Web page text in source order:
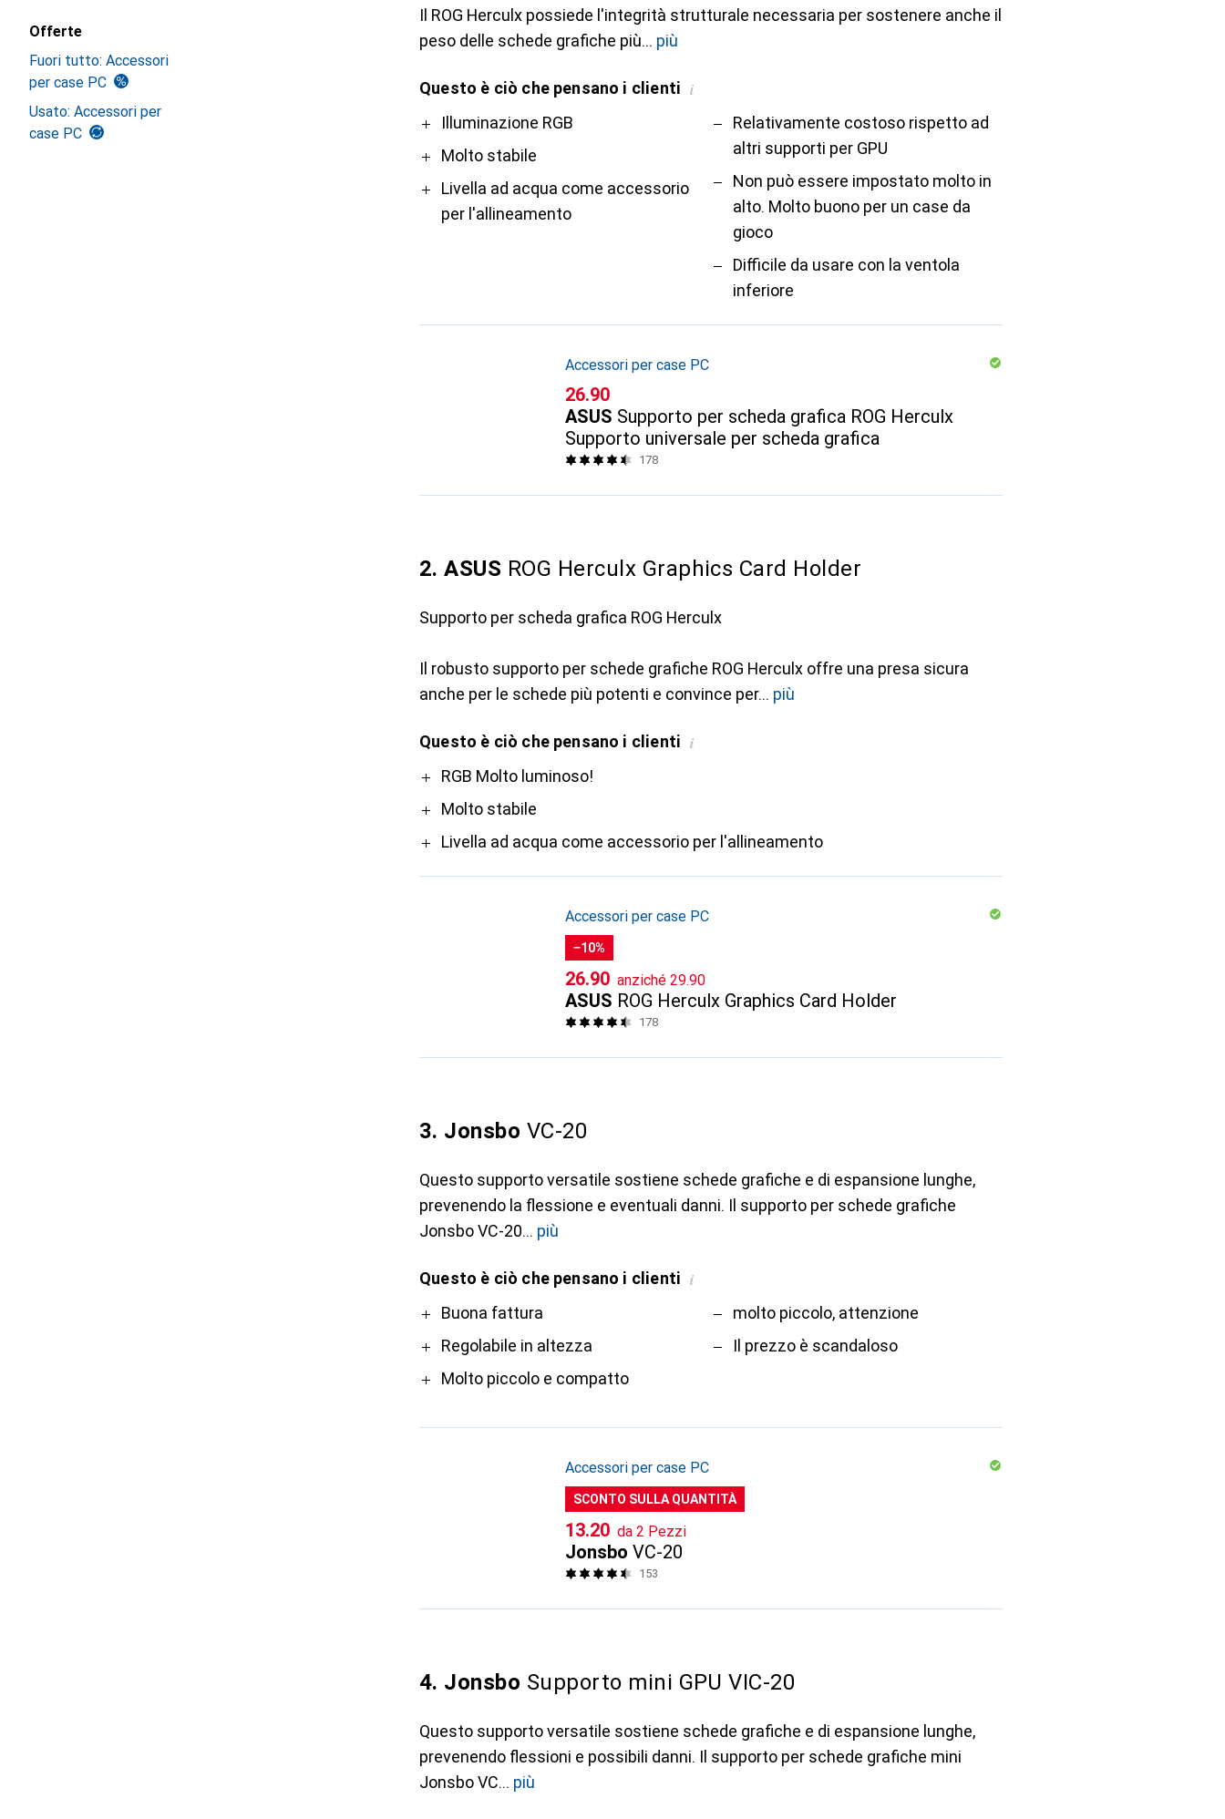
Offerte
Fuori tutto: Accessori
per case PC
Usato: Accessori per
case PC
Il ROG Herculx possiede l'integrità strutturale necessaria per sostenere anche il
peso delle schede grafiche più
più
Questo è ciò che pensano i clienti i
ProIlluminazione RGB
Molto stabile
Livella ad acqua come accessorio
per l'allineamento
Contro
Relativamente costoso rispetto ad
altri supporti per GPU
Non può essere impostato molto in
alto. Molto buono per un case da
gioco
Difficile da usare con la ventola
inferiore
Accessori per case PC
CHF
26.90
ASUS Supporto per scheda grafica ROG Herculx
Supporto universale per scheda grafica
178
2. ASUS ROG Herculx Graphics Card Holder
Supporto per scheda grafica ROG Herculx
Il robusto supporto per schede grafiche ROG Herculx offre una presa sicura
anche per le schede più potenti e convince per
più
Questo è ciò che pensano i clienti i
ProRGB Molto luminoso!
Molto stabile
Livella ad acqua come accessorio per l'allineamento
Accessori per case PC
−10%
CHF
26.90 anziché CHF
29.90
ASUS ROG Herculx Graphics Card Holder
178
3. Jonsbo VC-20
Questo supporto versatile sostiene schede grafiche e di espansione lunghe,
prevenendo la flessione e eventuali danni. Il supporto per schede grafiche
Jonsbo VC-20
più
Questo è ciò che pensano i clienti i
ProBuona fattura
Regolabile in altezza
Molto piccolo e compatto
Contro
molto piccolo, attenzione
Il prezzo è scandaloso
Accessori per case PC
SCONTO SULLA QUANTITÀ
CHF
13.20 da 2 Pezzi
Jonsbo VC-20
153
4. Jonsbo Supporto mini GPU VIC-20
Questo supporto versatile sostiene schede grafiche e di espansione lunghe,
prevenendo flessioni e possibili danni. Il supporto per schede grafiche mini
Jonsbo VC
più